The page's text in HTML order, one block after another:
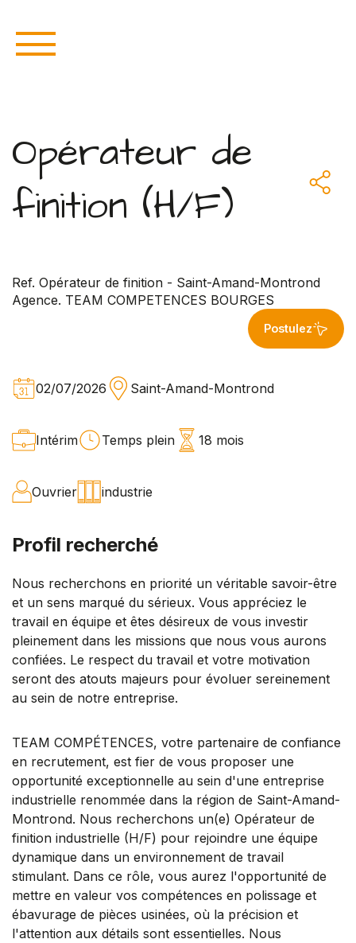
Opérateur de
finition (H/F)
Ref. Opérateur de finition - Saint-Amand-Montrond
Agence. TEAM COMPETENCES BOURGES
Postulez
02/07/2026 Saint-Amand-Montrond
Intérim Temps plein 18 mois
Ouvrier industrie
Profil recherché
Nous recherchons en priorité un véritable savoir-être
et un sens marqué du sérieux. Vous appréciez le
travail en équipe et êtes désireux de vous investir
pleinement dans les missions que nous vous aurons
confiées. Le respect du travail et votre motivation
seront des atouts majeurs pour évoluer sereinement
au sein de notre entreprise.
TEAM COMPÉTENCES, votre partenaire de confiance
en recrutement, est fier de vous proposer une
opportunité exceptionnelle au sein d'une entreprise
industrielle renommée dans la région de Saint-Amand-
Montrond. Nous recherchons un(e) Opérateur de
finition industrielle (H/F) pour rejoindre une équipe
dynamique dans un environnement de travail
stimulant. Dans ce rôle, vous aurez l'opportunité de
mettre en valeur vos compétences en polissage et
ébavurage de pièces usinées, où la précision et
l'attention aux détails sont essentielles. Nous